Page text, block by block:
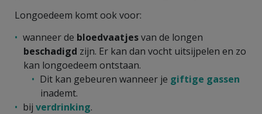
Longoedeem komt ook voor:
wanneer de bloedvaatjesvan de longen
beschadigd zijn. Er kan dan vocht uitsijpelen en zo
kan longoedeem ontstaan.
Dit kan gebeuren wanneer je giftige gassen
inademt.
bij verdrinking.